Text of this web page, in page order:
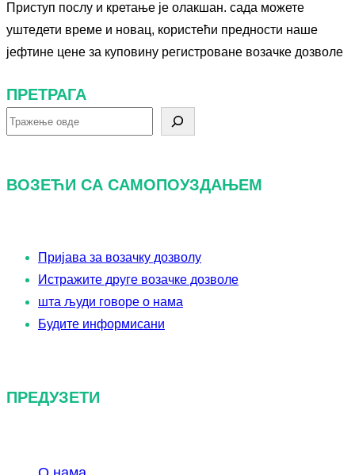
Приступ послу и кретање је олакшан. сада можете
уштедети време и новац, користећи предности наше
јефтине цене за куповину регистроване возачке дозволе
ПРЕТРАГА
П
т
ВОЗЕЋИ СА САМОПОУЗДАЊЕМ
Пријава за возачку дозволу
Истражите друге возачке дозволе
шта људи говоре о нама
Будите информисани
ПРЕДУЗЕТИ